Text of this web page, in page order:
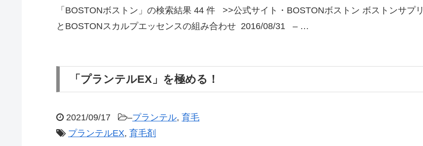
「BOSTONボストン」の検索結果 44 件 >>公式サイト・BOSTONボストン ボストンサプリ
とBOSTONスカルプエッセンスの組み合わせ 2016/08/31 – …
「プランテルEX」を極める！
2021/09/17 –プランテル, 育毛
プランテルEX, 育毛剤